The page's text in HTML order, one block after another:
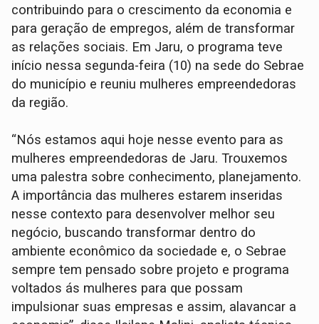
contribuindo para o crescimento da economia e
para geração de empregos, além de transformar
as relações sociais. Em Jaru, o programa teve
início nessa segunda-feira (10) na sede do Sebrae
do município e reuniu mulheres empreendedoras
da região.
“Nós estamos aqui hoje nesse evento para as
mulheres empreendedoras de Jaru. Trouxemos
uma palestra sobre conhecimento, planejamento.
A importância das mulheres estarem inseridas
nesse contexto para desenvolver melhor seu
negócio, buscando transformar dentro do
ambiente econômico da sociedade e, o Sebrae
sempre tem pensado sobre projeto e programa
voltados ás mulheres para que possam
impulsionar suas empresas e assim, alavancar a